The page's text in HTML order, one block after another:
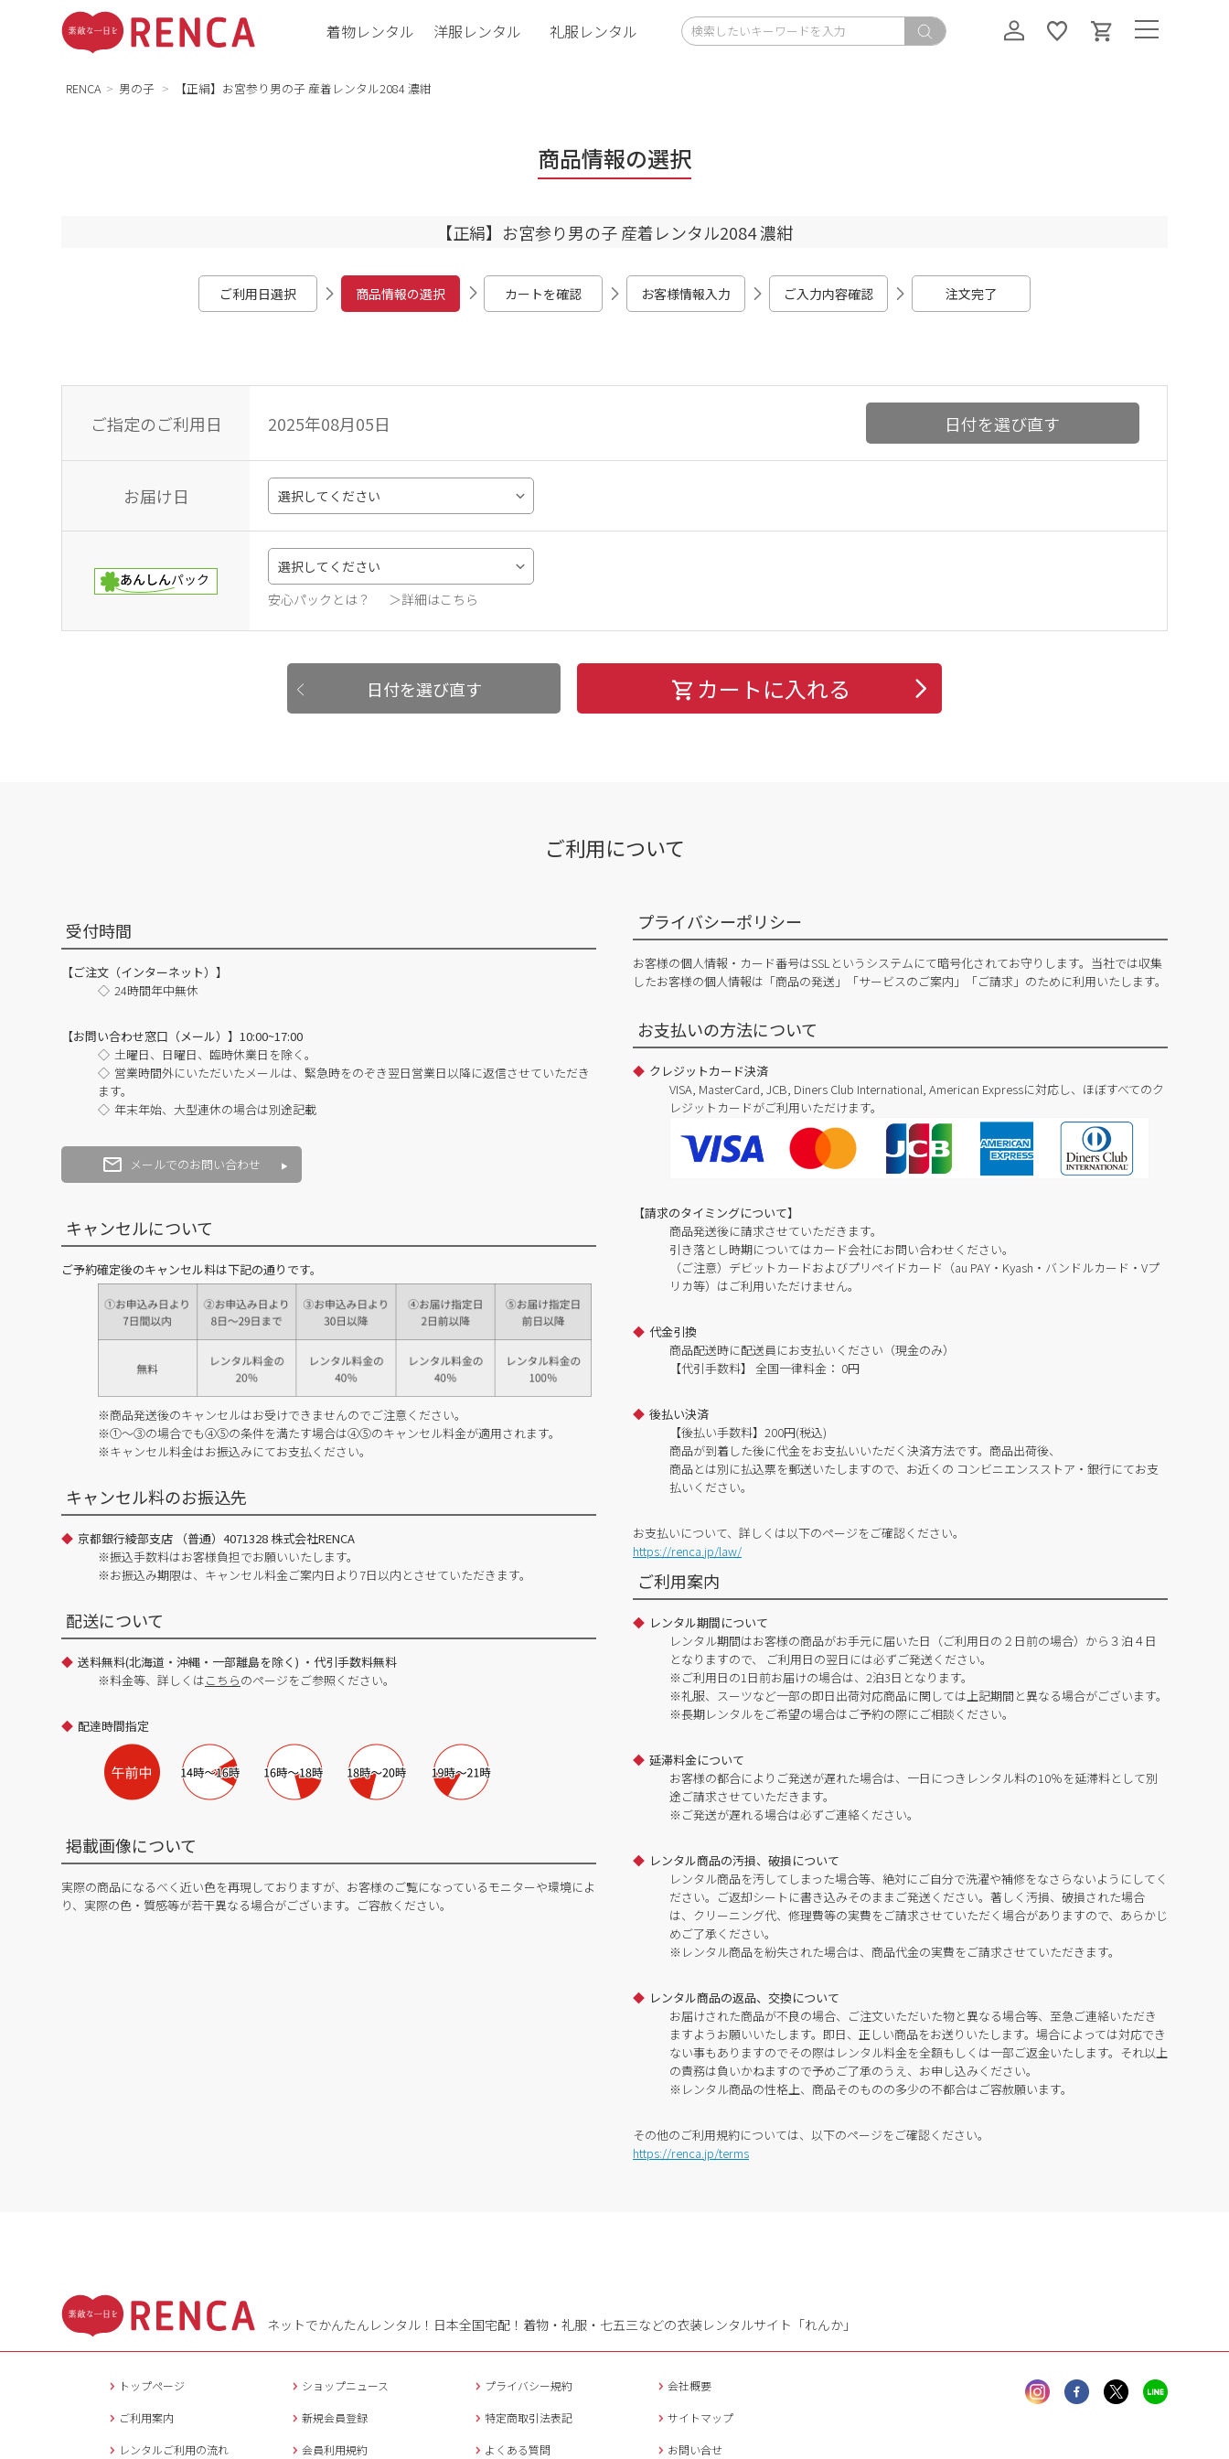
着物レンタル 洋服レンタル 礼服レンタル
RENCA 男の子 【正絹】お宮参り男の子 産着レンタル2084 濃紺
商品情報の選択
【正絹】お宮参り男の子 産着レンタル2084 濃紺
ご利用日選択 商品情報の選択 カートを確認 お客様情報入力 ご入力内容確認 注文完了
ご指定のご利用日 2025年08月05日 日付を選び直す
お届け日
安心パックとは？ ＞詳細はこちら
日付を選び直す カートに入れる
ご利用について
受付時間
【ご注文（インターネット）】
24時間年中無休
【お問い合わせ窓口（メール）】10:00~17:00
土曜日、日曜日、臨時休業日を除く。
営業時間外にいただいたメールは、緊急時をのぞき翌日営業日以降に返信させていただき
ます。
年末年始、大型連休の場合は別途記載
メールでのお問い合わせ
キャンセルについて
ご予約確定後のキャンセル料は下記の通りです。
※商品発送後のキャンセルはお受けできませんのでご注意ください。
※①～③の場合でも④⑤の条件を満たす場合は④⑤のキャンセル料金が適用されます。
※キャンセル料金はお振込みにてお支払ください。
キャンセル料のお振込先
京都銀行綾部支店 （普通）4071328 株式会社RENCA
※振込手数料はお客様負担でお願いいたします。
※お振込み期限は、キャンセル料金ご案内日より7日以内とさせていただきます。
配送について
送料無料(北海道・沖縄・一部離島を除く) ・代引手数料無料
※料金等、詳しくはこちらのページをご参照ください。
配達時間指定
掲載画像について
実際の商品になるべく近い色を再現しておりますが、お客様のご覧になっているモニターや環境によ
り、実際の色・質感等が若干異なる場合がございます。ご容赦ください。
プライバシーポリシー
お客様の個人情報・カード番号はSSLというシステムにて暗号化されてお守りします。当社では収集
したお客様の個人情報は「商品の発送」「サービスのご案内」「ご請求」のために利用いたします。
お支払いの方法について
クレジットカード決済
VISA, MasterCard, JCB, Diners Club International, American Expressに対応し、ほぼすべてのク
レジットカードがご利用いただけます。
【請求のタイミングについて】
商品発送後に請求させていただきます。
引き落とし時期についてはカード会社にお問い合わせください。
（ご注意）デビットカードおよびプリペイドカード（au PAY・Kyash・バンドルカード・Vプ
リカ等）はご利用いただけません。
代金引換
商品配送時に配送員にお支払いください（現金のみ）
【代引手数料】 全国一律料金： 0円
後払い決済
【後払い手数料】200円(税込)
商品が到着した後に代金をお支払いいただく決済方法です。商品出荷後、
商品とは別に払込票を郵送いたしますので、お近くの コンビニエンスストア・銀行にてお支
払いください。
お支払いについて、詳しくは以下のページをご確認ください。
https://renca.jp/law/
ご利用案内
レンタル期間について
レンタル期間はお客様の商品がお手元に届いた日（ご利用日の２日前の場合）から３泊４日
となりますので、 ご利用日の翌日には必ずご発送ください。
※ご利用日の1日前お届けの場合は、2泊3日となります。
※礼服、スーツなど一部の即日出荷対応商品に関しては上記期間と異なる場合がございます。
※長期レンタルをご希望の場合はご予約の際にご相談ください。
延滞料金について
お客様の都合によりご発送が遅れた場合は、一日につきレンタル料の10％を延滞料として別
途ご請求させていただきます。
※ご発送が遅れる場合は必ずご連絡ください。
レンタル商品の汚損、破損について
レンタル商品を汚してしまった場合等、絶対にご自分で洗濯や補修をなさらないようにしてく
ださい。ご返却シートに書き込みそのままご発送ください。著しく汚損、破損された場合
は、クリーニング代、修理費等の実費をご請求させていただく場合がありますので、あらかじ
めご了承ください。
※レンタル商品を紛失された場合は、商品代金の実費をご請求させていただきます。
レンタル商品の返品、交換について
お届けされた商品が不良の場合、ご注文いただいた物と異なる場合等、至急ご連絡いただき
ますようお願いいたします。即日、正しい商品をお送りいたします。場合によっては対応でき
ない事もありますのでその際はレンタル料金を全額もしくは一部ご返金いたします。それ以上
の責務は負いかねますので予めご了承のうえ、お申し込みください。
※レンタル商品の性格上、商品そのものの多少の不都合はご容赦願います。
その他のご利用規約については、以下のページをご確認ください。
https://renca.jp/terms
ネットでかんたんレンタル！日本全国宅配！ 着物・礼服・七五三などの衣装レンタルサイト「れんか」
トップページ ショップニュース プライバシー規約 会社概要
ご利用案内 新規会員登録 特定商取引法表記 サイトマップ
レンタルご利用の流れ 会員利用規約 よくある質問 お問い合せ